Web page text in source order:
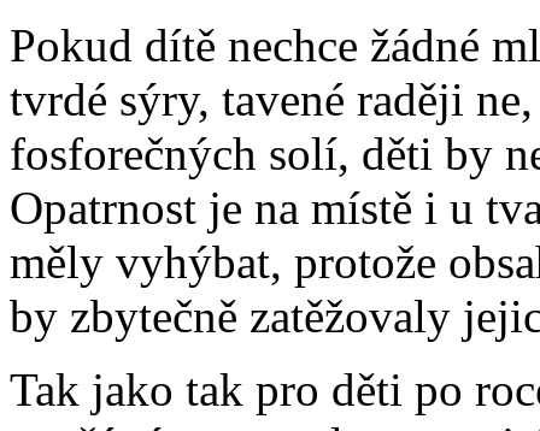
Pokud dítě nechce žádné
tvrdé sýry, tavené raději
fosforečných solí, děti by
Opatrnost je na místě i u
měly vyhýbat, protože
by zbytečně zatěžovaly
Tak jako tak pro děti po